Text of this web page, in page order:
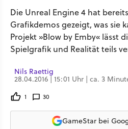
Die Unreal Engine 4 hat
Grafikdemos gezeigt, was sie
Projekt »Blow by Emby« lässt
Spielgrafik und Realität teils
Nils Raettig
28.04.2016 | 15:01 Uhr | ca. 3
1 30
GameStar bei